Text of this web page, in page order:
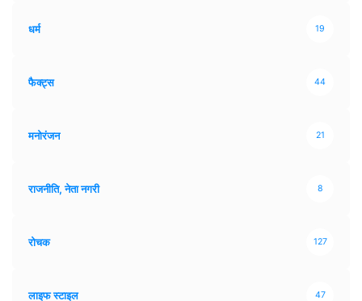
धर्म 19
फैक्ट्स 44
मनोरंजन 21
राजनीति, नेता नगरी 8
रोचक 127
लाइफ स्टाइल 47